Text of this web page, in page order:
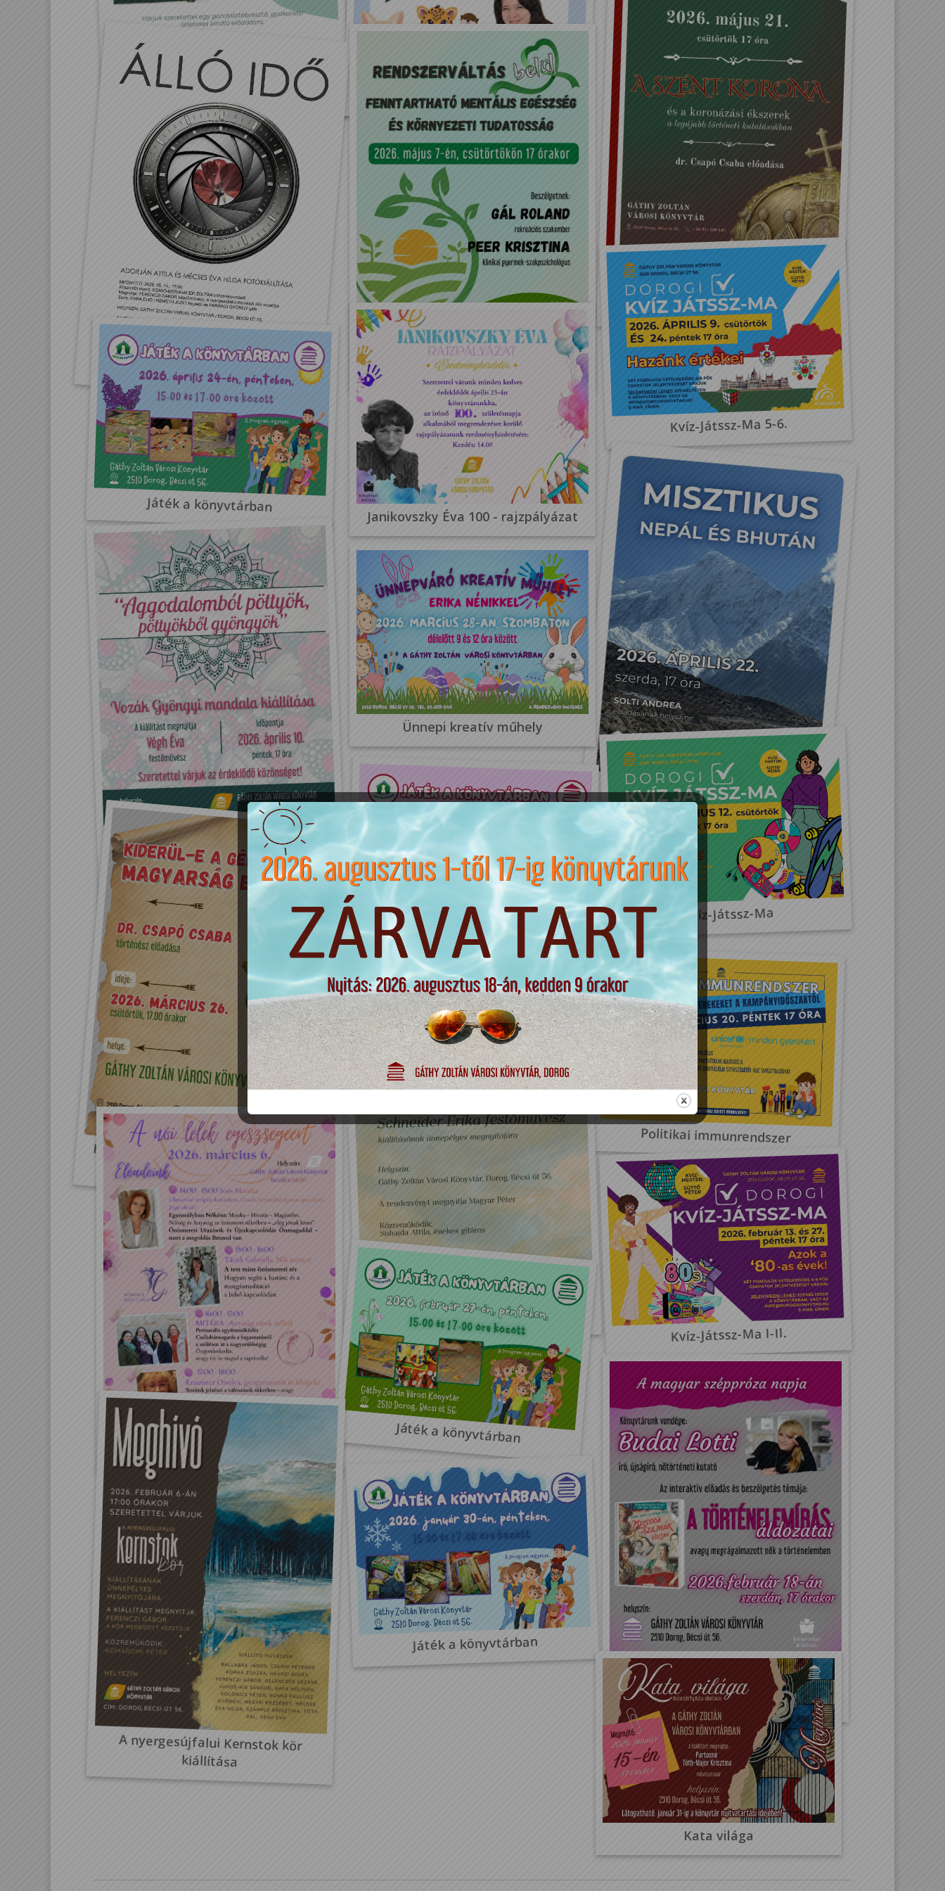
Hogyan legyünk jól? Az olvasópályázat lezárása
A Szent Korona
Álló idő Rendszerváltás belül
Kvíz-Játssz-Ma 5-6.
Játék a könyvtárban
Janikovszky Éva 100 - rajzpályázat
Misztikus Nepál és Bhután
Aggodalomból pöttyök, pöttyökből
gyöngyök
Ünnepi kreatív műhely
Kvíz-Játssz-Ma
Játék a könyvtárban
Kiderül-e a génekből a magyarság
eredete
Politikai immunrendszer
Schneider Erika kiállítása
A női lélek egészségéért
Kvíz-Játssz-Ma I-II.
Játék a könyvtárban
A történelemírás áldozatai
A nyergesújfalui Kernstok kör
kiállítása
Játék a könyvtárban
Kata világa